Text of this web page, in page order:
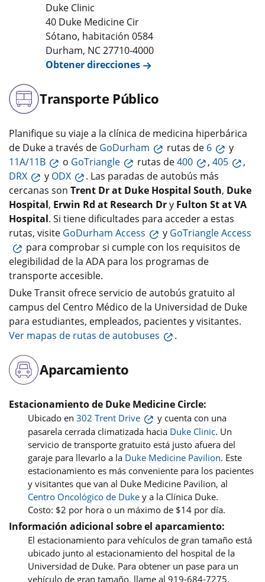
Duke Clinic
40 Duke Medicine Cir
Sótano, habitación 0584
Durham, NC27710-4000
Obtener direcciones
Transporte Público
Planifique su viaje a la clínica de medicina hiperbárica
de Duke a través de GoDurham rutas de 6
y
11A/11B
o GoTriangle rutas de400 , 405
,
DRX
y ODX
. Las paradas de autobús más
cercanas son Trent Dr at Duke Hospital South, Duke
Hospital, Erwin Rd at Research Dry Fulton St at VA
Hospital. Si tiene dificultades para acceder a estas
rutas, visite GoDurham Access y GoTriangle Access
para comprobar si cumple con los requisitos de
elegibilidad de la ADA para los programas de
transporte accesible.
Duke Transit ofrece servicio de autobús gratuito al
campus del Centro Médico de la Universidad de Duke
para estudiantes, empleados, pacientes y visitantes.
Ver mapas de rutas de autobuses
.
Aparcamiento
Estacionamiento de Duke Medicine Circle:
Ubicado en 302 Trent Drive
y cuenta con una
pasarela cerrada climatizada hacia Duke Clinic. Un
servicio de transporte gratuito está justo afuera del
garaje para llevarlo a la Duke Medicine Pavilion. Este
estacionamiento es más conveniente para los pacientes
y visitantes que van al Duke Medicine Pavilion, al
Centro Oncológico de Duke y a la Clínica Duke.
Costo: $2 por hora o un máximo de $14 por día.
Información adicional sobre el aparcamiento:
El estacionamiento para vehículos de gran tamaño está
ubicado junto al estacionamiento del hospital de la
Universidad de Duke. Para obtener un pase para un
vehículo de gran tamaño, llame al 919-684-7275.